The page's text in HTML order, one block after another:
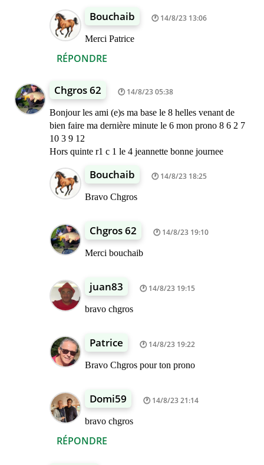
RÉPONDRE
Bouchaib 14/8/23 13:06
Merci Patrice
Chgros 62 14/8/23 05:38
Bonjour les ami (e)s ma base le 8 helles venant de
bien faire ma dernière minute le 6 mon prono 8 6 2 7
10 3 9 12
Hors quinte r1 c 1 le 4 jeannette bonne journee
RÉPONDRE
Bouchaib 14/8/23 18:25
Bravo Chgros
Chgros 62 14/8/23 19:10
Merci bouchaib
juan83 14/8/23 19:15
bravo chgros
Patrice 14/8/23 19:22
Bravo Chgros pour ton prono
Domi59 14/8/23 21:14
bravo chgros